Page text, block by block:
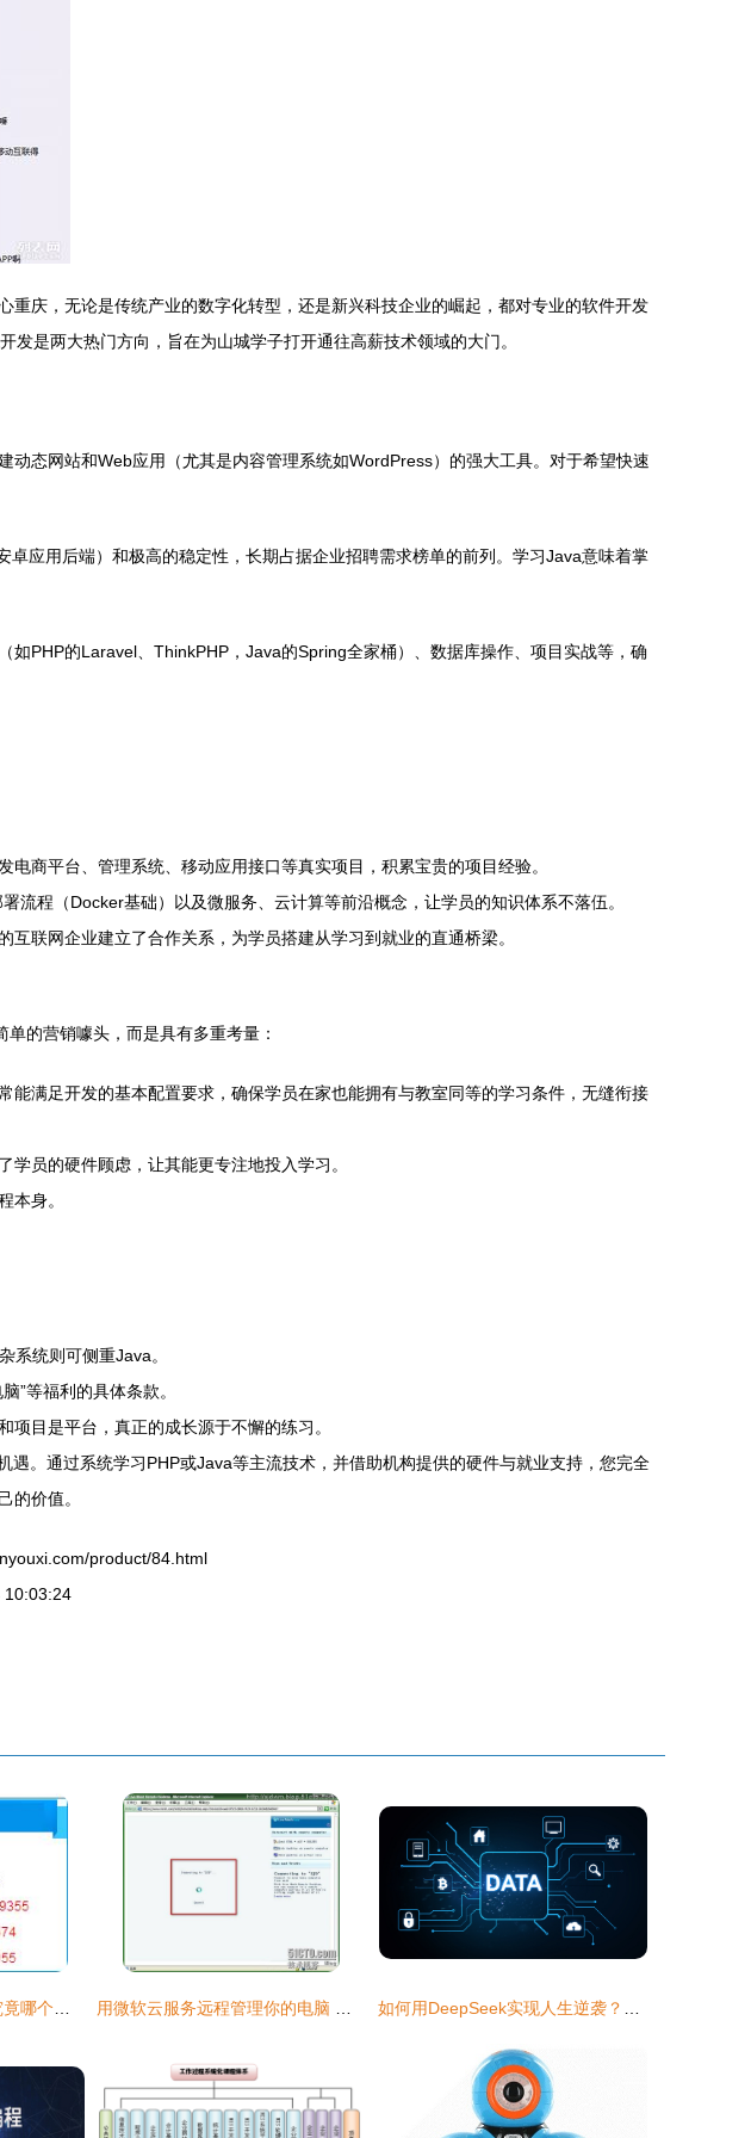
庆，无论是传统产业的数字化转型，还是新兴科技企业的崛起，都对专业的软件开发
是两大热门方向，旨在为山城学子打开通往高薪技术领域的大门。
态网站和Web应用（尤其是内容管理系统如WordPress）的强大工具。对于希望快速
应用后端）和极高的稳定性，长期占据企业招聘需求榜单的前列。学习Java意味着掌
PHP的Laravel、ThinkPHP，Java的Spring全家桶）、数据库操作、项目实战等，确
商平台、管理系统、移动应用接口等真实项目，积累宝贵的项目经验。
程（Docker基础）以及微服务、云计算等前沿概念，让学员的知识体系不落伍。
联网企业建立了合作关系，为学员搭建从学习到就业的直通桥梁。
的营销噱头，而是具有多重考量：
满足开发的基本配置要求，确保学员在家也能拥有与教室同等的学习条件，无缝衔接
员的硬件顾虑，让其能更专注地投入学习。
本身。
系统则可侧重Java。
”等福利的具体条款。
目是平台，真正的成长源于不懈的练习。
。通过系统学习PHP或Java等主流技术，并借助机构提供的硬件与就业支持，您完全
的价值。
product/84.html
10:03:24